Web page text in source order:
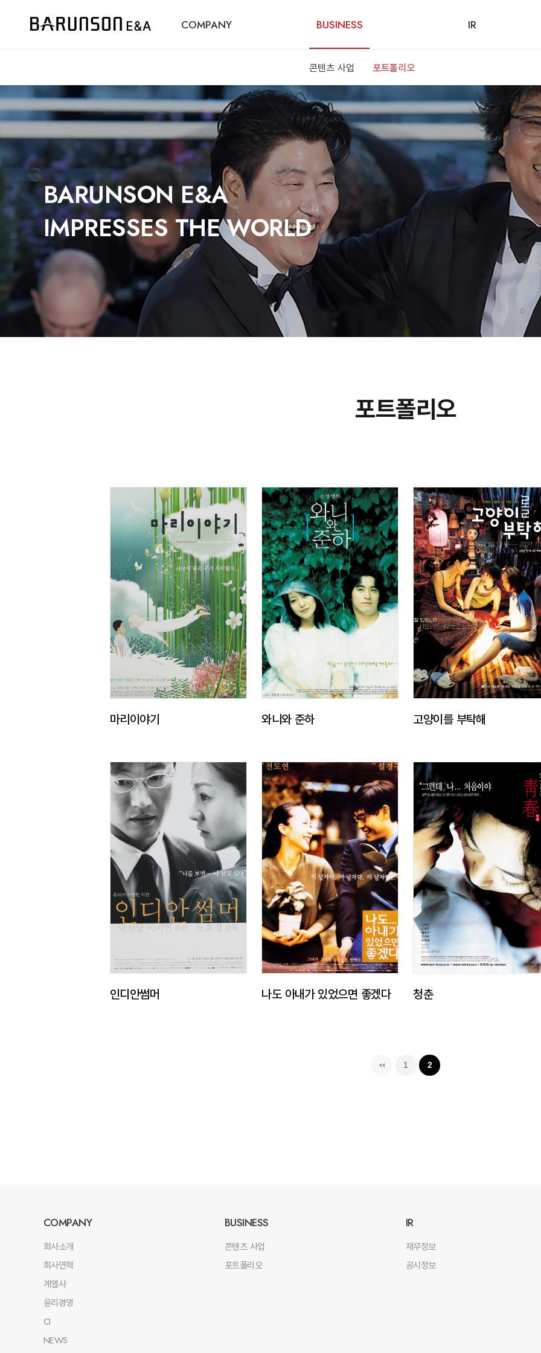
COMPANY BUSINESS
콘텐츠 사업 포트폴리오
IR
BARUNSON E&A
IMPRESSES THE WORLD
포트폴리오
마리이야기 와니와 준하 고양이를 부탁해
인디안썸머 나도 아내가 있었으면 좋겠다 청춘
1 2
COMPANY BUSINESS IR
회사소개
회사연혁
계열사
윤리경영
CI
NEWS
콘텐츠 사업
포트폴리오
재무정보
공시정보